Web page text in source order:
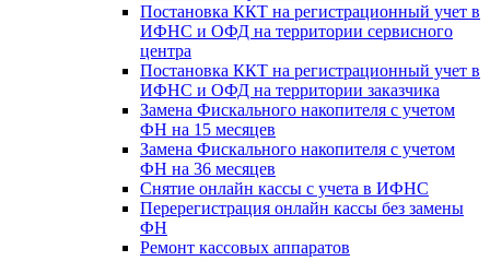
Постановка ККТ на регистрационный учет в
ИФНС и ОФД на территории сервисного
центра
Постановка ККТ на регистрационный учет в
ИФНС и ОФД на территории заказчика
Замена Фискального накопителя с учетом
ФН на 15 месяцев
Замена Фискального накопителя с учетом
ФН на 36 месяцев
Снятие онлайн кассы с учета в ИФНС
Перерегистрация онлайн кассы без замены
ФН
Ремонт кассовых аппаратов